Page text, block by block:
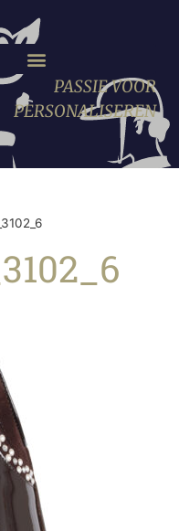
PASSIE VOOR
PERSONALISEREN